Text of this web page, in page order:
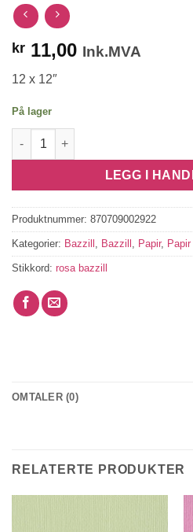
kr 11,00 Ink.MVA
12 x 12″
På lager
Bazzill - Mono - Blossom antall
LEGG I
Produktnummer: 870709002922
Kategorier: Bazzill Bazzill Papir, Papir
Stikkord: rosa bazzill
OMTALER (0)
RELATERTE PRODUKTER